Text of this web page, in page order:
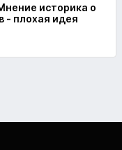
историка о
- плохая идея